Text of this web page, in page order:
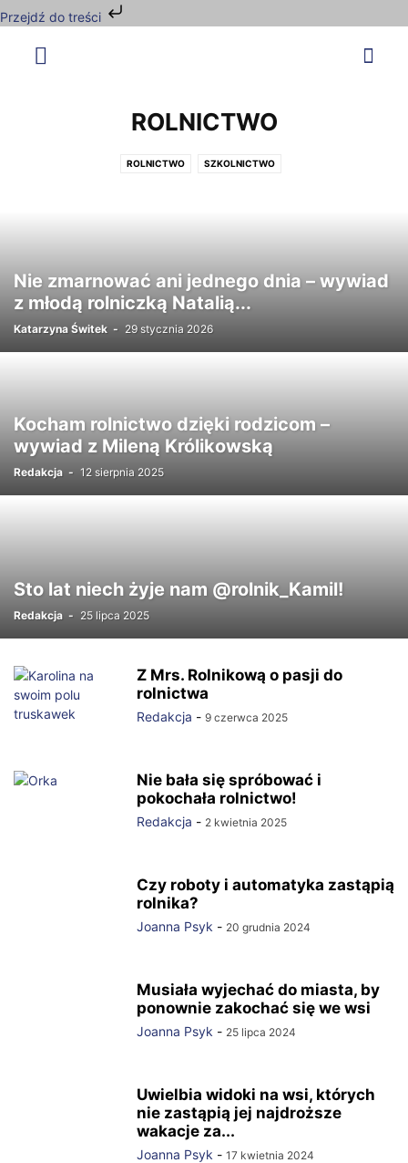
Przejdź do treści
ROLNICTWO
ROLNICTWO SZKOLNICTWO
Nie zmarnować ani jednego dnia – wywiad
z młodą rolniczką Natalią...
Katarzyna Świtek - 29 stycznia 2026
Kocham rolnictwo dzięki rodzicom –
wywiad z Mileną Królikowską
Redakcja - 12 sierpnia 2025
Sto lat niech żyje nam @rolnik_Kamil!
Redakcja - 25 lipca 2025
Z Mrs. Rolnikową o pasji do
rolnictwa
Redakcja - 9 czerwca 2025
Nie bała się spróbować i
pokochała rolnictwo!
Redakcja - 2 kwietnia 2025
Czy roboty i automatyka zastąpią
rolnika?
Joanna Psyk - 20 grudnia 2024
Musiała wyjechać do miasta, by
ponownie zakochać się we wsi
Joanna Psyk - 25 lipca 2024
Uwielbia widoki na wsi, których
nie zastąpią jej najdroższe
wakacje za...
Joanna Psyk - 17 kwietnia 2024